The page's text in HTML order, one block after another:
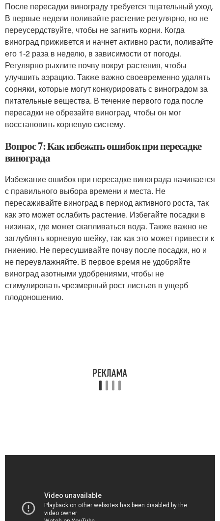
После пересадки винограду требуется тщательный уход.
В первые недели поливайте растение регулярно, но не
переусердствуйте, чтобы не загнить корни. Когда
виноград приживется и начнет активно расти, поливайте
его 1-2 раза в неделю, в зависимости от погоды.
Регулярно рыхлите почву вокруг растения, чтобы
улучшить аэрацию. Также важно своевременно удалять
сорняки, которые могут конкурировать с виноградом за
питательные вещества. В течение первого года после
пересадки не обрезайте виноград, чтобы он мог
восстановить корневую систему.
Вопрос 7: Как избежать ошибок при пересадке
винограда
Избежание ошибок при пересадке винограда начинается
с правильного выбора времени и места. Не
пересаживайте виноград в период активного роста, так
как это может ослабить растение. Избегайте посадки в
низинах, где может скапливаться вода. Также важно не
заглублять корневую шейку, так как это может привести к
гниению. Не пересушивайте почву после посадки, но и
не переувлажняйте. В первое время не удобряйте
виноград азотными удобрениями, чтобы не
стимулировать чрезмерный рост листьев в ущерб
плодоношению.